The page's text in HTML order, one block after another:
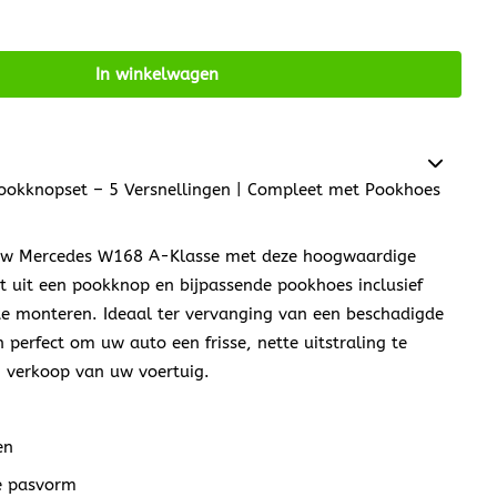
In winkelwagen
– 5 Versnellingen | Compleet met Pookhoes
Mercedes W168 A-Klasse met deze hoogwaardige
uit een pookknop en bijpassende pookhoes inclusief
monteren. Ideaal ter vervanging van een beschadigde
perfect om uw auto een frisse, nette uitstraling te
verkoop van uw voertuig.
pasvorm